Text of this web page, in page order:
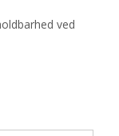
ved